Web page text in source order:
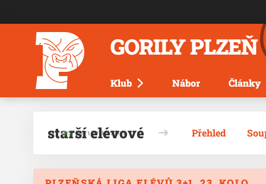
GORILY PLZEŇ
Klub Nábor Články
starší elévové Přehled